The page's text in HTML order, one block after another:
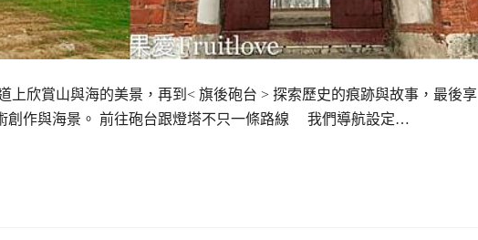
上欣賞山與海的美景，再到< 旗後砲台 > 探索歷史的痕跡與故事，最後享
創作與海景。 前往砲台跟燈塔不只一條路線 我們導航設定…